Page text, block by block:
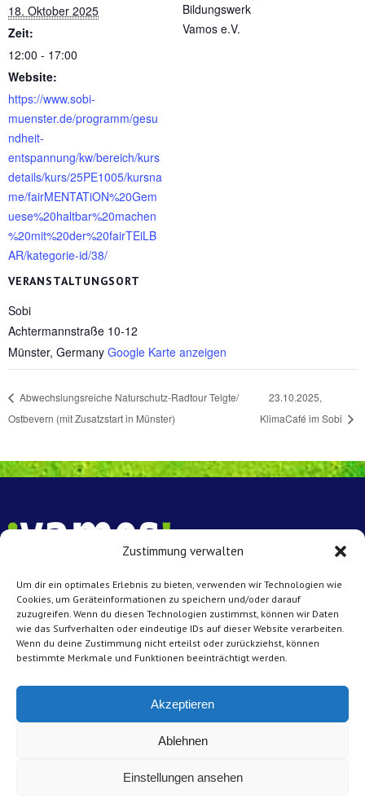
Zustimmung verwalten
Um dir ein optimales Erlebnis zu bieten, verwenden wir Technologien wie
Cookies, um Geräteinformationen zu speichern und/oder darauf
zuzugreifen. Wenn du diesen Technologien zustimmst, können wir Daten
wie das Surfverhalten oder eindeutige IDs auf dieser Website verarbeiten.
Wenn du deine Zustimmung nicht erteilst oder zurückziehst, können
bestimmte Merkmale und Funktionen beeinträchtigt werden.
Akzeptieren
Ablehnen
Einstellungen ansehen
18. Oktober 2025
Zeit:
12:00 - 17:00
Website:
https://www.sobi-
muenster.de/programm/gesu
ndheit-
entspannung/kw/bereich/kurs
details/kurs/25PE1005/kursna
me/fairMENTATiON%20Gem
uese%20haltbar%20machen
%20mit%20der%20fairTEiLB
AR/kategorie-id/38/
VERANSTALTUNGSORT
Sobi
Achtermannstraße 10-12
Münster, Germany Google Karte anzeigen
Bildungswerk
Vamos e.V.
Abwechslungsreiche Naturschutz-Radtour Telgte/
Ostbevern (mit Zusatzstart in Münster)
23.10.2025,
KlimaCafé im Sobi
Vamos e.V. Münster
Achtermannstr. 10 – 12
48143 Münster
Kontakt
E-Mail:
info@vamos-muenster.de